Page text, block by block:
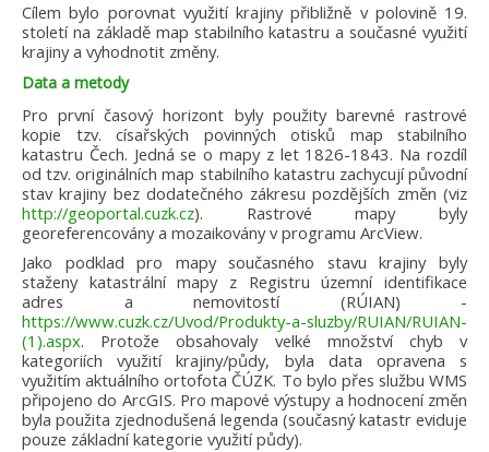
Cílem bylo porovnat využití krajiny přibližně v polovině 19.
století na základě map stabilního katastru a současné využití
krajiny a vyhodnotit změny.
Data a metody
Pro první časový horizont byly použity barevné rastrové
kopie tzv. císařských povinných otisků map stabilního
katastru Čech. Jedná se o mapy z let 1826-1843. Na rozdíl
od tzv. originálních map stabilního katastru zachycují původní
stav krajiny bez dodatečného zákresu pozdějších změn (viz
http://geoportal.cuzk.cz). Rastrové mapy byly
georeferencovány a mozaikovány v programu ArcView.
Jako podklad pro mapy současného stavu krajiny byly
staženy katastrální mapy z Registru územní identifikace
adres a nemovitostí (RÚIAN) -
https://www.cuzk.cz/Uvod/Produkty-a-sluzby/RUIAN/RUIAN-
(1).aspx. Protože obsahovaly velké množství chyb v
kategoriích využití krajiny/půdy, byla data opravena s
využitím aktuálního ortofota ČÚZK. To bylo přes službu WMS
připojeno do ArcGIS. Pro mapové výstupy a hodnocení změn
byla použita zjednodušená legenda (současný katastr eviduje
pouze základní kategorie využití půdy).